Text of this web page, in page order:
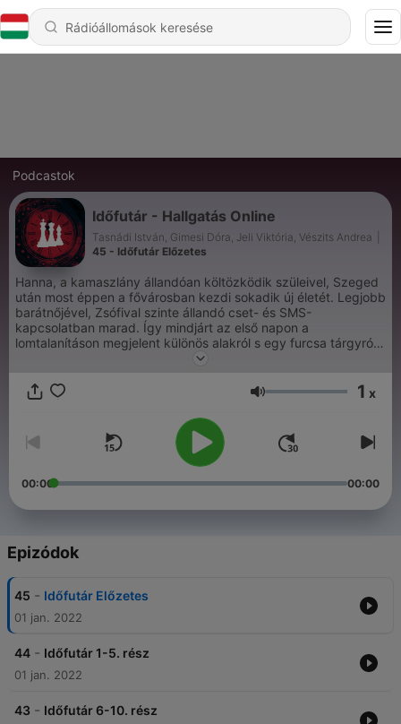
Podcastok
Időfutár - Hallgatás Online
Tasnádi István, Gimesi Dóra, Jeli Viktória, Vészits Andrea
45 - Időfutár Előzetes
Hanna, a kamaszlány állandóan költözködik szüleivel, Szeged
után most éppen a fővárosban kezdi sokadik új életét. Legjobb
barátnőjével, Zsófival szinte állandó cset- és SMS-
kapcsolatban marad. Így mindjárt az első napon a
lomtalanításon megjelent különös alakról s egy furcsa tárgyról
tudósítja barátnőjét. A különös tárgy a kislányhoz kerül, s
számos titokzatos csoportnak is létkérdés. Ez a tárgy egy
időutazásra röpíti el Hannát, akinek így a kamaszlányok
szokásos iskolai élete mellett lesz egy másik, szigorúan titkos,
kalandokban bővelkedő élete is...
Hangerő 1 x
00:00 00:00
Epizódok
45 - Időfutár Előzetes
01 jan. 2022
44 - Időfutár 1-5. rész
01 jan. 2022
43 - Időfutár 6-10. rész